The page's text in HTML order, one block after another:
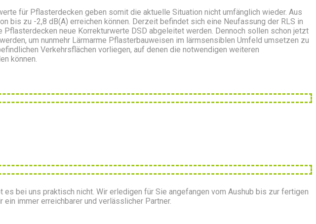
für Pflasterdecken geben somit die aktuelle Situation nicht umfänglich wieder. Aus
bis zu -2,8 dB(A) erreichen können. Derzeit befindet sich eine Neufassung der RLS in
neue Korrekturwerte DSD abgeleitet werden. Dennoch sollen schon jetzt
um nunmehr Lärmarme Pflasterbauweisen im lärmsensiblen Umfeld umsetzen zu
Verkehrsflächen vorliegen, auf denen die notwendigen weiteren
können.
bei uns praktisch nicht. Wir erledigen für Sie angefangen vom Aushub bis zur fertigen
immer erreichbarer und verlässlicher Partner.